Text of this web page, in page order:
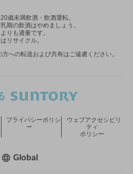
歳未満飲酒・飲酒運転。
期の飲酒はやめましょう。
りも適量です。
リサイクル。
への転送および共有はご遠慮ください。
プライバシーポリシ
ー
ウェブアクセシビリ
ティ
ポリシー
Global新しいウィンドウで開く